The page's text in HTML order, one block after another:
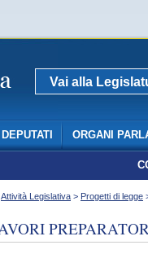
Vai alla
DEPUTATI ORGANI
Attività Legislativa > Progetti di legge